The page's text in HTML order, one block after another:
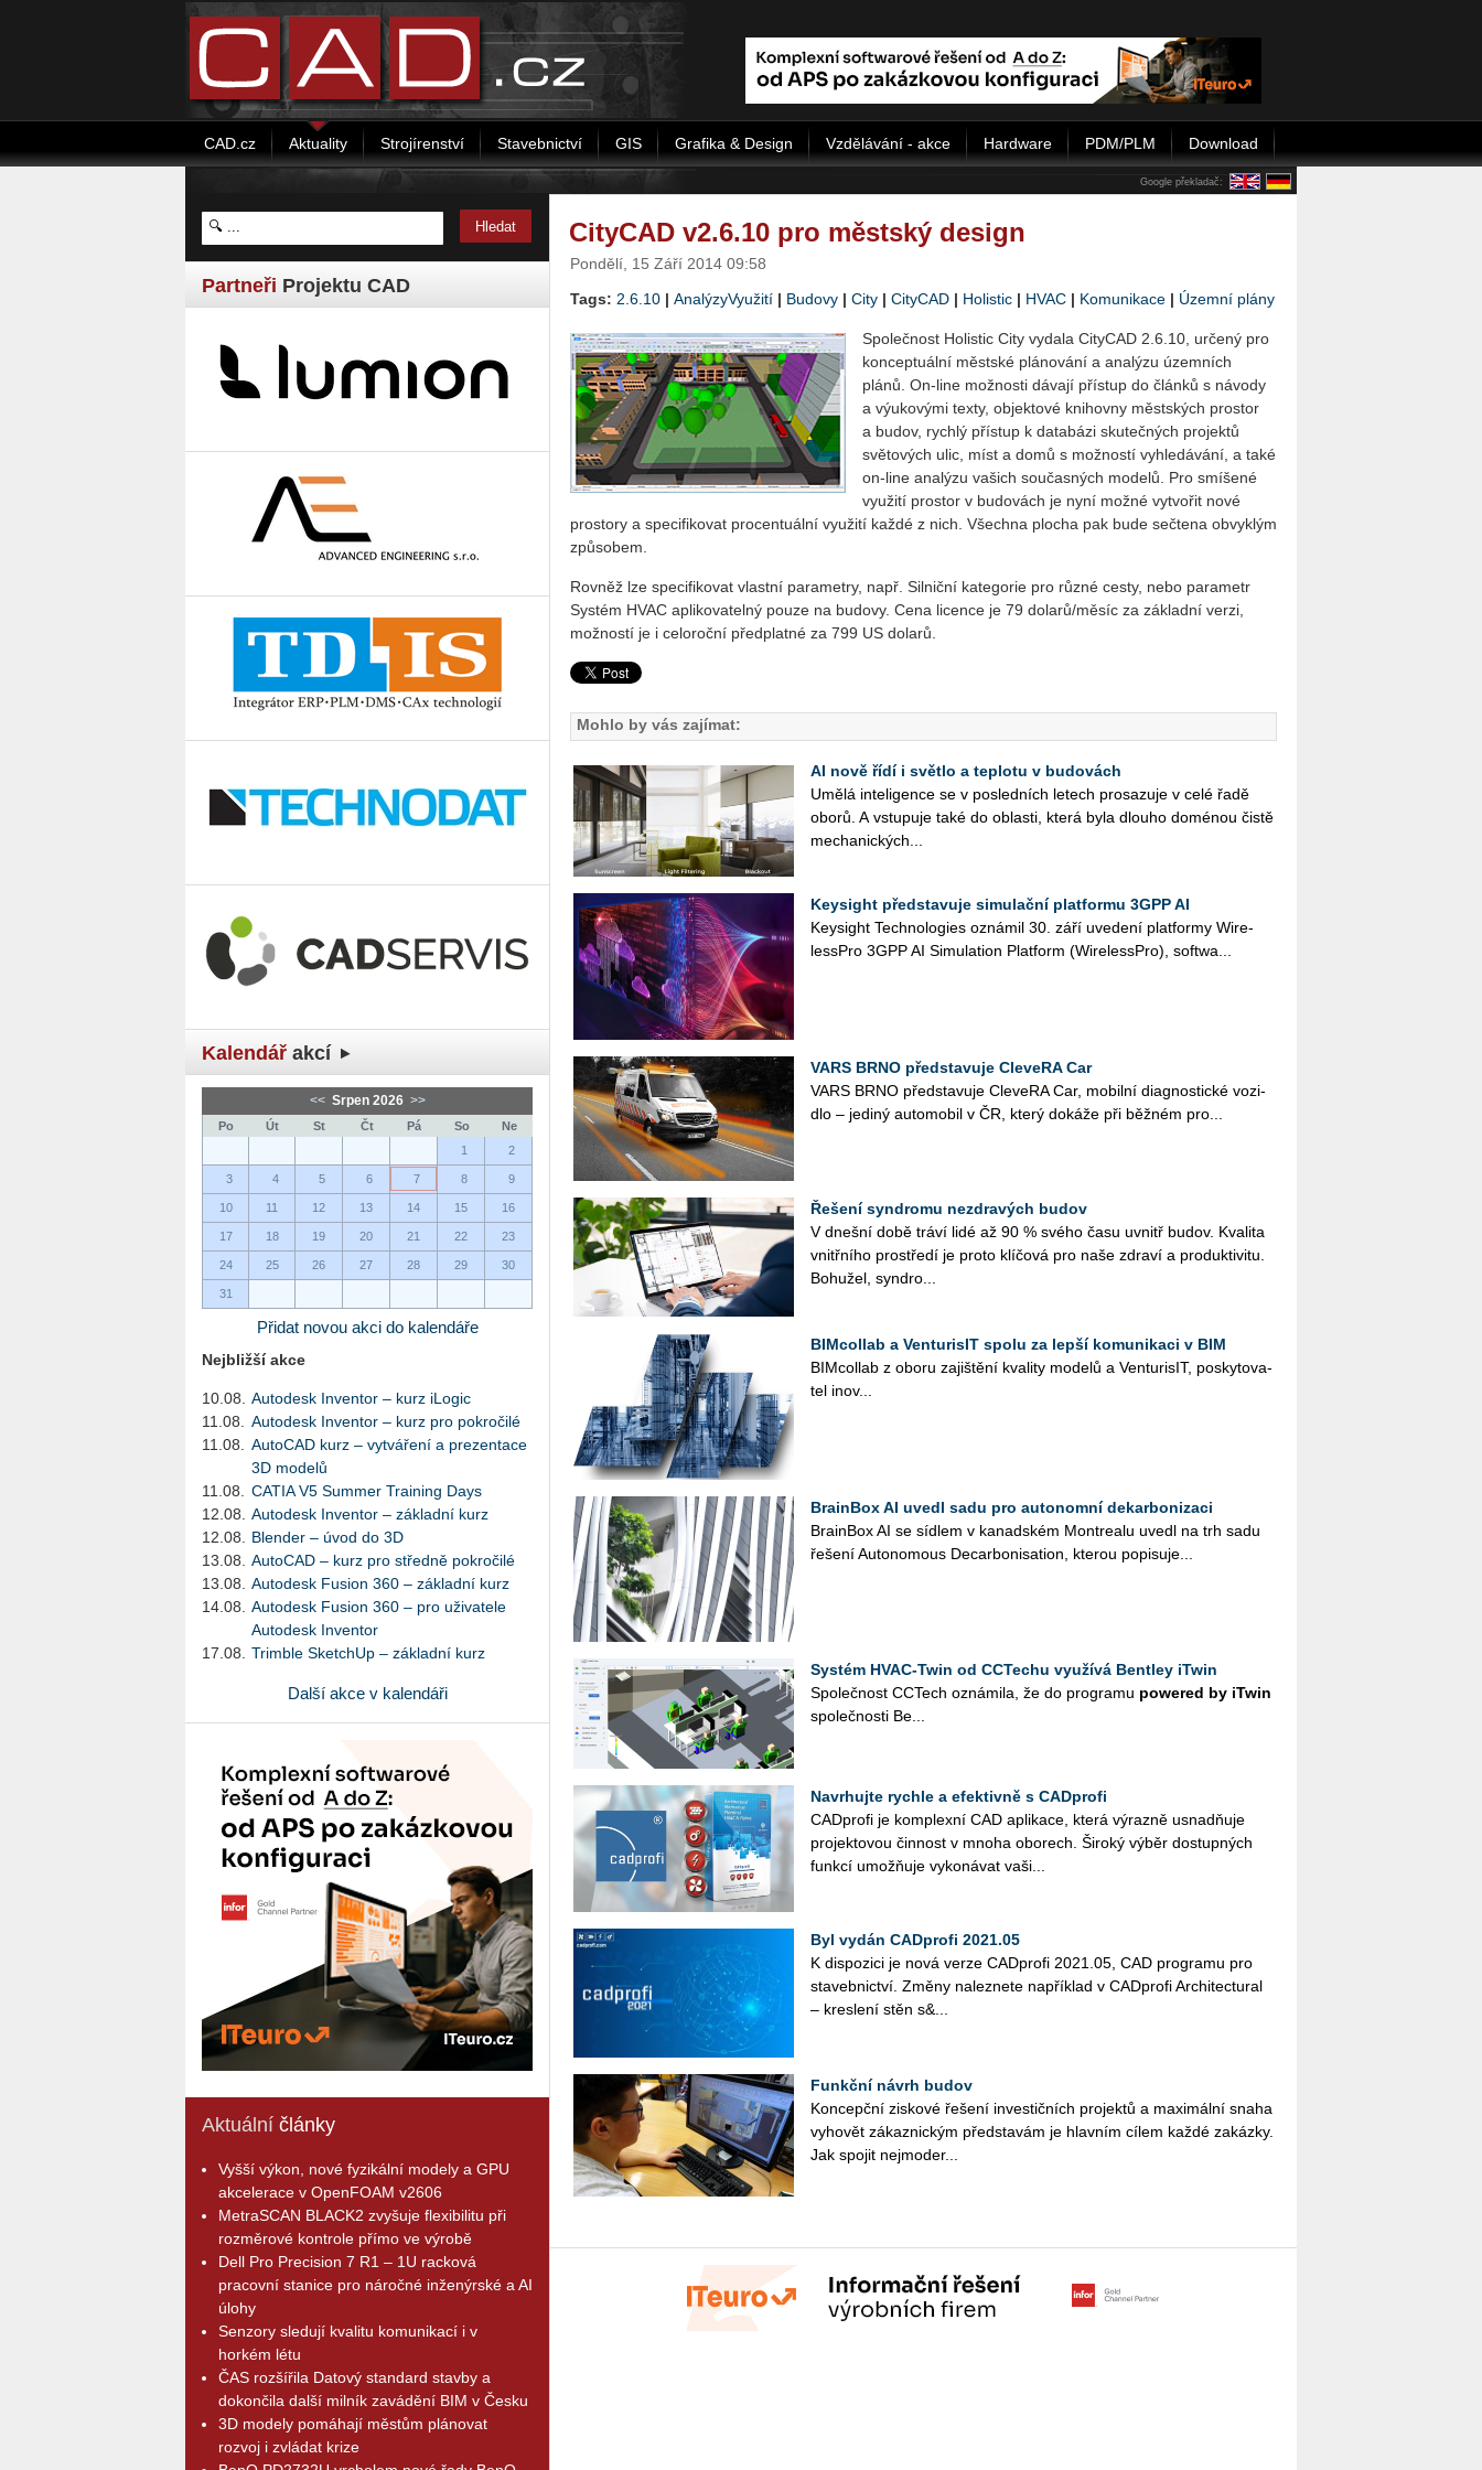
CAD.cz Aktuality Strojírenství Stavebnictví GIS Grafika & Design Vzdělávání - akce Hardware PDM/PLM Download
Google překladač:
Partneři Projektu CAD
Kalendář akcí
<< Srpen 2026 >>
Po Út St Čt Pá So
Ne
1
2
3 4 5 6 7 8 9
10 11 12 13 14 15 16
17 18 19 20 21 22 23
24 25 26 27 28 29 30
31
Přidat novou akci do kalendáře
Nejbližší akce
10.08.
Autodesk Inventor – kurz iLogic
11.08.
Autodesk Inventor – kurz pro pokročilé
11.08.
AutoCAD kurz – vytváření a prezentace
3D modelů
11.08.
CATIA V5 Summer Training Days
12.08.
Autodesk Inventor – základní kurz
12.08.
Blender – úvod do 3D
13.08.
AutoCAD – kurz pro středně pokročilé
13.08.
Autodesk Fusion 360 – základní kurz
14.08.
Autodesk Fusion 360 – pro uživatele
Autodesk Inventor
17.08.
Trimble SketchUp – základní kurz
Další akce v kalendáři
Aktuální články
Vyšší výkon, nové fyzikální modely a GPU
akcelerace v OpenFOAM v2606
MetraSCAN BLACK2 zvyšuje flexibilitu při
rozměrové kontrole přímo ve výrobě
Dell Pro Precision 7 R1 – 1U racková
pracovní stanice pro náročné inženýrské a AI
úlohy
Senzory sledují kvalitu komunikací i v
horkém létu
ČAS rozšířila Datový standard stavby a
dokončila další milník zavádění BIM v Česku
3D modely pomáhají městům plánovat
rozvoj i zvládat krize
CityCAD v2.6.10 pro městský design
Pondělí, 15 Září 2014 09:58
Tags: 2.6.10 | AnalýzyVyužití | Budovy | City | CityCAD | Holistic | HVAC | Komunikace | Územní plány
Společnost Holistic City vydala CityCAD 2.6.10, určený pro
konceptuální městské plánování a analýzu územních
plánů. On-line možnosti dávají přístup do článků s návody
a výukovými texty, objektové knihovny městských prostor
a budov, rychlý přístup k databázi skutečných projektů
světových ulic, míst a domů s možností vyhledávání, a také
on-line analýzu vašich současných modelů. Pro smíšené
využití prostor v budovách je nyní možné vytvořit nové
prostory a specifikovat procentuální využití každé z nich. Všechna plocha pak bude sečtena obvyklým
způsobem.
Rovněž lze specifikovat vlastní parametry, např. Silniční kategorie pro různé cesty, nebo parametr
Systém HVAC aplikovatelný pouze na budovy. Cena licence je 79 dolarů/měsíc za základní verzi,
možností je i celoroční předplatné za 799 US dolarů.
Mohlo by vás zajímat:
AI nově řídí i světlo a teplotu v budovách
Umělá in­te­li­gen­ce se v po­sled­ních le­tech pro­sa­zu­je v celé řadě
oborů. A vstu­pu­je také do ob­las­ti, která byla dlou­ho do­mé­nou čistě
me­cha­nic­kých...
Keysight představuje simulační platformu 3GPP AI
Key­si­ght Tech­no­lo­gies ozná­mil 30. září uve­de­ní plat­for­my Wi­re­
lessPro 3GPP AI Si­mu­lati­on Plat­form (Wi­re­lessPro), soft­wa­...
VARS BRNO představuje CleveRA Car
VARS BRNO před­sta­vu­je Cle­ve­RA Car, mo­bil­ní di­a­gnos­tic­ké vo­zi­
dlo – je­di­ný au­to­mo­bil v ČR, který do­ká­že při běž­ném pro...
Řešení syndromu nezdravých budov
V dneš­ní době tráví lidé až 90 % svého času uvnitř budov. Kva­li­ta
vnitř­ní­ho pro­stře­dí je proto klí­čo­vá pro naše zdra­ví a pro­duk­ti­vi­tu.
Bo­hu­žel, syn­dro...
BIMcollab a VenturisIT spolu za lepší komunikaci v BIM
BIM­collab z oboru za­jiš­tě­ní kva­li­ty mo­de­lů a Ven­tu­ri­sIT, po­sky­to­va­
tel ino­v...
BrainBox AI uvedl sadu pro autonomní dekarbonizaci
Bra­in­Box AI se síd­lem v ka­nad­ském Mon­tre­a­lu uvedl na trh sadu
ře­še­ní Au­to­no­mous De­car­bo­ni­sati­on, kte­rou po­pi­su­je...
Systém HVAC-Twin od CCTechu využívá Bentley iTwin
Spo­leč­nost CC­Tech ozná­mi­la, že do pro­gra­mu po­we­red by iTwin
spo­leč­nos­ti Be...
Navrhujte rychle a efektivně s CADprofi
CAD­pro­fi je kom­plex­ní CAD apli­ka­ce, která vý­raz­ně usnadňuje
pro­jek­to­vou čin­nost v mnoha obo­rech. Ši­ro­ký výběr do­stup­ných
funk­cí umožňuje vy­ko­ná­vat vaši...
Byl vydán CADprofi 2021.05
K dis­po­zi­ci je nová verze CAD­pro­fi 2021.05, CAD pro­gra­mu pro
sta­veb­nic­tví. Změ­ny na­lez­ne­te na­pří­klad v CAD­pro­fi Ar­chi­tectu­ral
– kres­le­ní stěn s&...
Funkční návrh budov
Kon­cep­ční zis­ko­vé ře­še­ní in­ves­tič­ních pro­jek­tů a ma­xi­mál­ní sna­ha
vy­ho­vět zá­kaz­nic­kým před­sta­vám je hlav­ním cí­lem kaž­dé za­káz­ky.
Jak spo­jit nej­mo­der...